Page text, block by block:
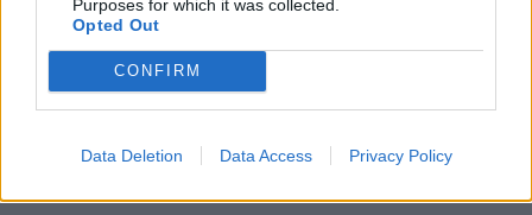
Purposes for which it was collected.
Opted Out
CONFIRM
Data Deletion Data Access Privacy Policy